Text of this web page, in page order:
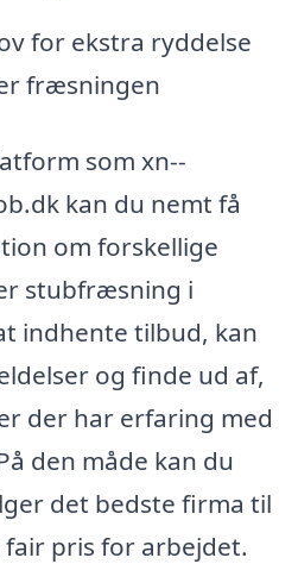
for ekstra ryddelse
fræsningen
som xn--
kan du nemt få
om forskellige
stubfræsning i
indhente tilbud, kan
og finde ud af,
der har erfaring med
den måde kan du
det bedste firma til
pris for arbejdet.